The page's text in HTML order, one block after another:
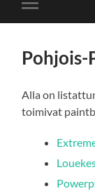
Toggle
mobile
Pohjois-
Alla on
toimivat